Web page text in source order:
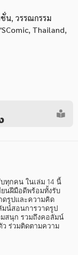
ปรัชญา
ชั่น, วรรณกรรม
, Thailand,
นฝีมือดีพร้อมทั้งรับ
ดรูปและความคิด
น์สอนการวาดรูป
มสนุก รวมถึงคอลัมน์
ว ร่วมติดตามความ